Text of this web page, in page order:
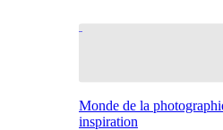
Monde de la
inspiration